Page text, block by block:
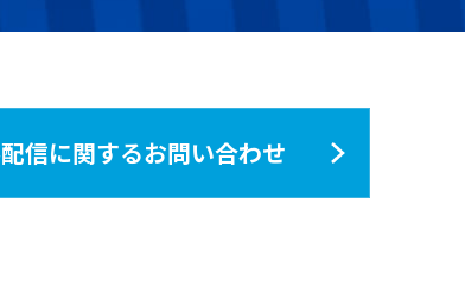
信に関するお問い合わせ